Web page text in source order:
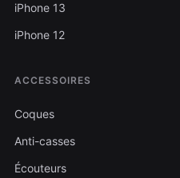
iPhone 13
iPhone 12
ACCESSOIRES
Coques
Anti-casses
Écouteurs